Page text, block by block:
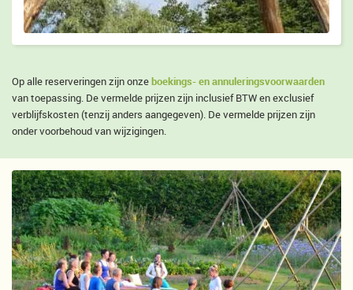
Op alle reserveringen zijn onzeboekings- en annuleringsvoorwaarden
van toepassing. De vermelde prijzen zijn inclusief BTW en exclusief
verblijfskosten (tenzij anders aangegeven). De vermelde prijzen zijn
onder voorbehoud van wijzigingen.